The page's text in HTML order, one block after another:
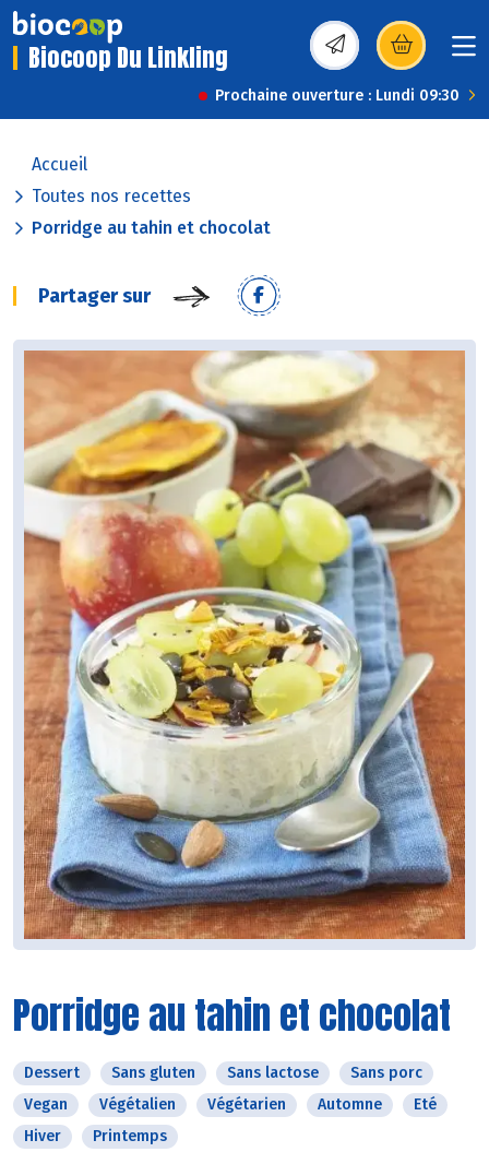
Biocoop Du Linkling (s’ouvre dans une
Prochaine ouverture : Lundi 09:30
Accueil
Toutes nos recettes
Porridge au tahin et chocolat
Partager sur
Porridge au tahin et chocolat
Dessert Sans gluten Sans lactose
Sans porc
Vegan
Végétalien Végétarien Automne
Eté
Hiver
Printemps